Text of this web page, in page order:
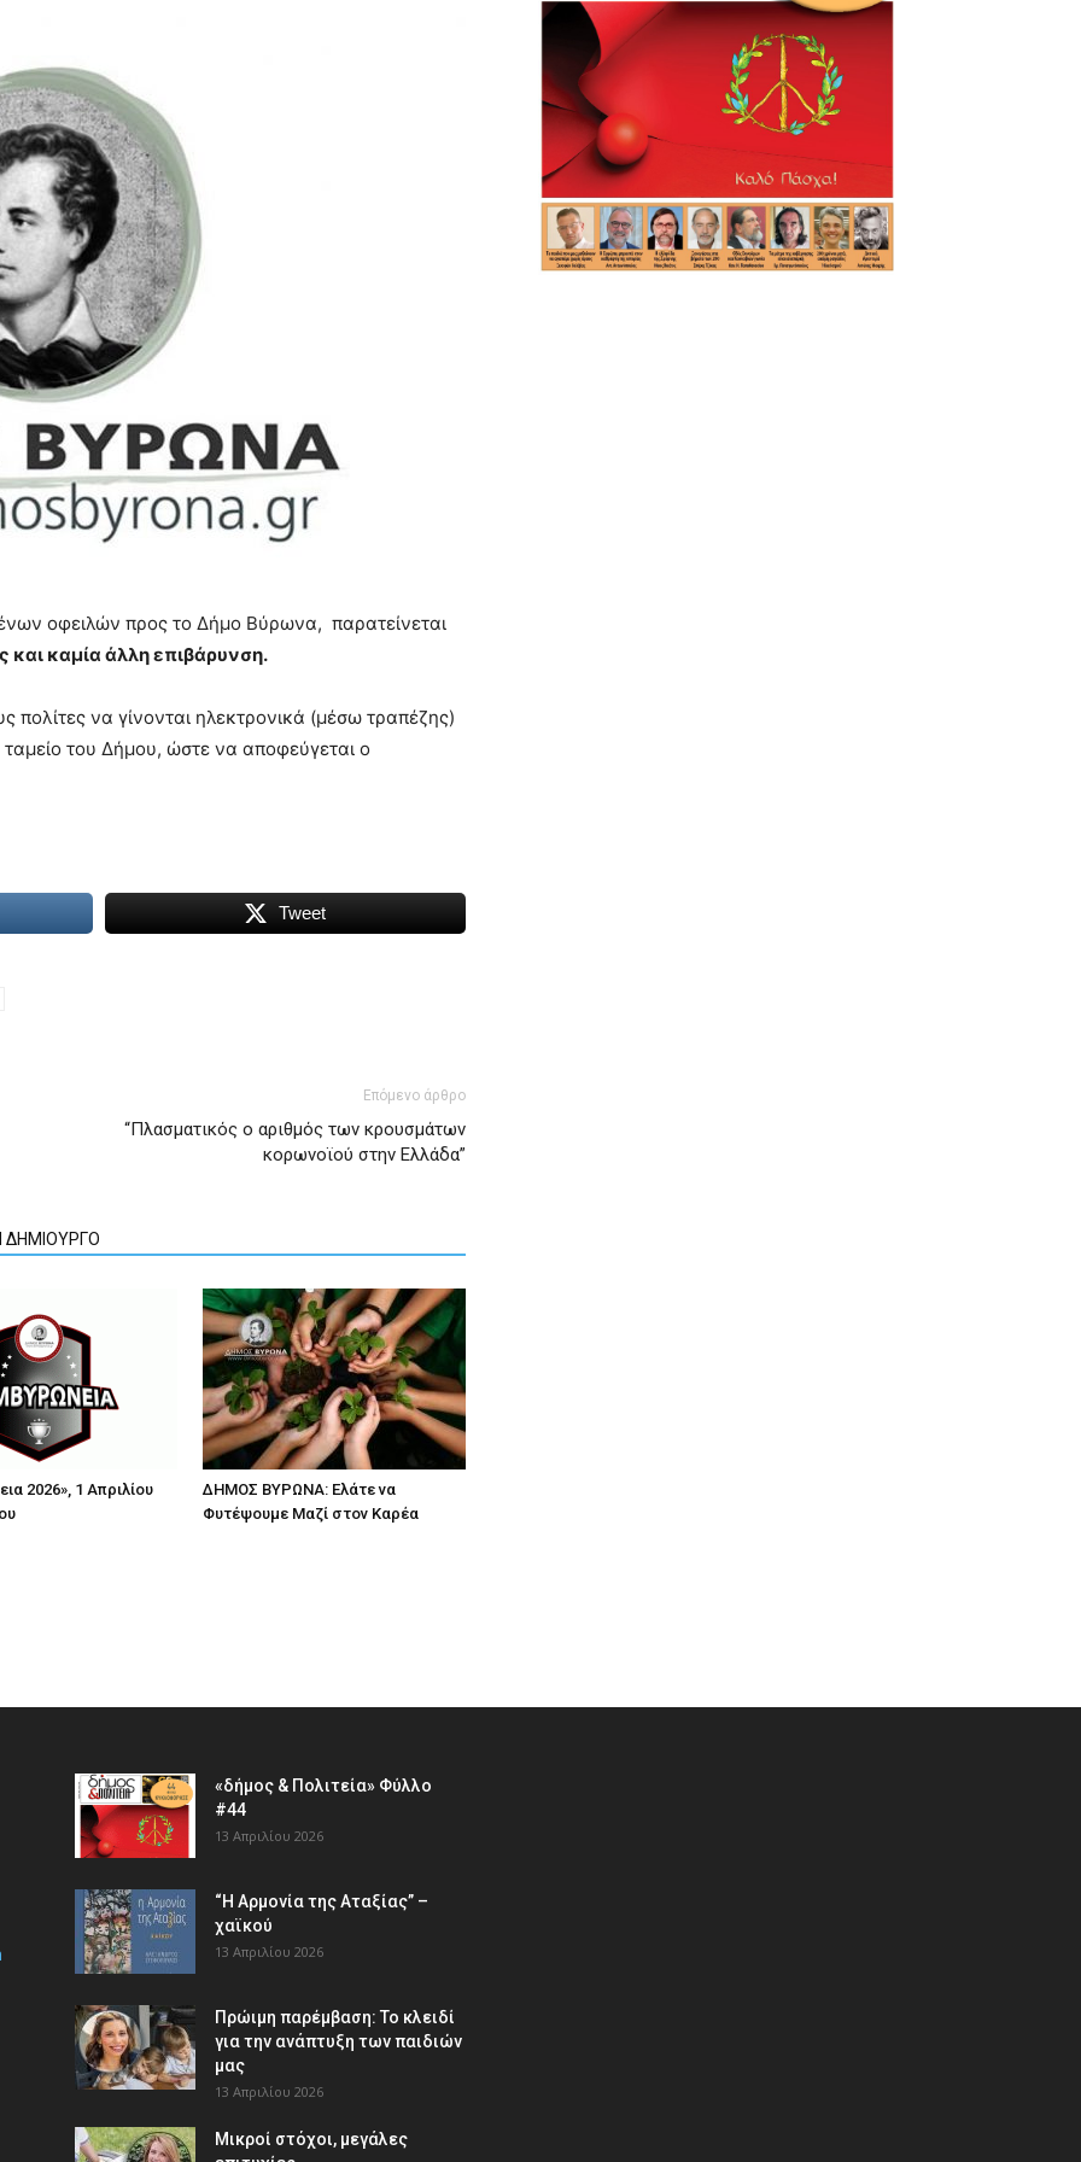
οφειλών προς το Δήμο Βύρωνα, παρατείνεται
και καμία άλλη επιβάρυνση.
πολίτες να γίνονται ηλεκτρονικά (μέσω τραπέζης)
του Δήμου, ώστε να αποφεύγεται ο
Tweet
Επόμενο άρθρο
“Πλασματικός ο αριθμός των κρουσμάτων
κορωνοϊού στην Ελλάδα”
ΔΗΜΙΟΥΡΓΟ
2026», 1 Απριλίου
ΔΗΜΟΣ ΒΥΡΩΝΑ: Ελάτε να
Φυτέψουμε Μαζί στον Καρέα
«δήμος & Πολιτεία» Φύλλο
#44
13 Απριλίου 2026
“Η Αρμονία της Αταξίας” –
χαϊκού
13 Απριλίου 2026
Πρώιμη παρέμβαση: Το κλειδί
για την ανάπτυξη των παιδιών
µας
13 Απριλίου 2026
Μικροί στόχοι, μεγάλες